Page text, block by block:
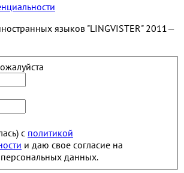
языков "LINGVISTER" 2011—
с политикой
и даю свое согласие на
данных.